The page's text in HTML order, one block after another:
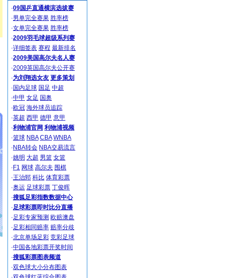
·09国乒直通横滨选拔赛
·男单完全赛果 胜率榜
·女单完全赛果 胜率榜
·2009羽毛球超级系列赛
·详细签表 赛程 最新排名
·2009美国高尔夫名人赛
·2009英国高尔夫公开赛
·为刘翔选女友 更多策划
· 国内足球 国足 中超
·中甲 女足 国奥
·欧冠 海外球员追踪
·英超 西甲 德甲 意甲
·利物浦官网 利物浦视频
·篮球 NBA CBA WNBA
· NBA转会 NBA交易流言
·姚明 大超 男篮 女篮
· F1 网球 高尔夫 围棋
·王治郅 科比 体育彩票
·奥运 足球彩票 丁俊晖
·搜狐足彩指数数据中心
·足球彩票即时比分直播
·足彩专家预测 欧赔澳盘
·足彩相同赔率 赔率分歧
·北京单场足彩 竞彩足球
·中国各地彩票开奖时间
·搜狐彩票图表频道
·双色球大小分布图表